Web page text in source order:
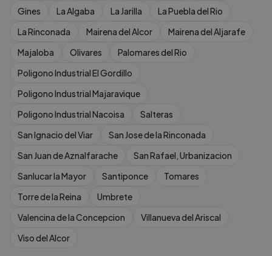
Gines
La Algaba La Jarilla
La Puebla del Rio
La Rinconada
Mairena del Alcor
Mairena del Aljarafe
Majaloba
Olivares
Palomares del Rio
Poligono Industrial El Gordillo
Poligono Industrial Majaravique
Poligono Industrial Nacoisa
Salteras
San Ignacio del Viar
San Jose de la Rinconada
San Juan de Aznalfarache
San Rafael, Urbanizacion
Sanlucar la Mayor
Santiponce
Tomares
Torre de la Reina
Umbrete
Valencina de la Concepcion
Villanueva del Ariscal
Viso del Alcor